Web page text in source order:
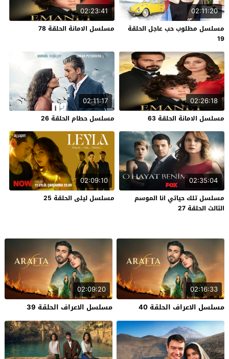
02:11:20
مسلسل مطلوب حب عاجل الحلقة
19
02:23:41
مسلسل الامانة الحلقة 78
02:26:18
مسلسل الامانة الحلقة 63
02:11:17
مسلسل حطام الحلقة 26
02:35:04
مسلسل تلك حياتي انا الموسم
الثالث الحلقة 27
02:09:10
مسلسل ليلى الحلقة 25
02:16:33
مسلسل الاعراف الحلقة 40
02:09:20
مسلسل الاعراف الحلقة 39